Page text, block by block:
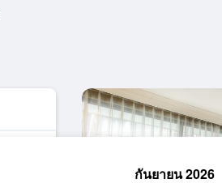
กันยายน 2026